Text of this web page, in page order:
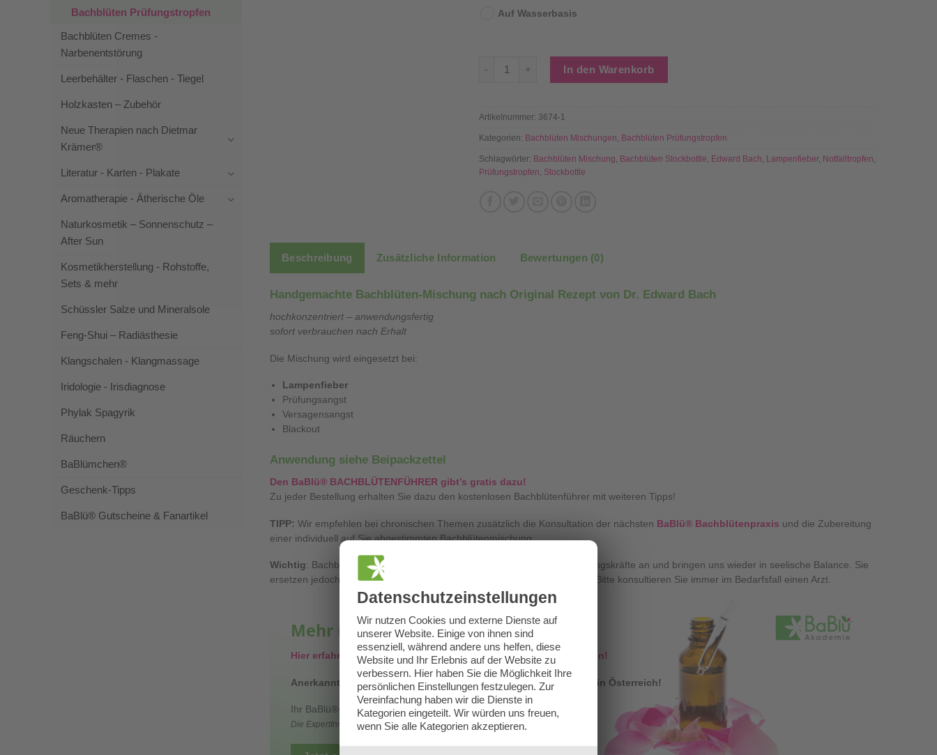
Datenschutz­einstellungen
Wir nutzen Cookies und externe Dienste auf
unserer Website. Einige von ihnen sind
essenziell, während andere uns helfen, diese
Website und Ihr Erlebnis auf der Website zu
verbessern. Hier haben Sie die Möglichkeit Ihre
persönlichen Einstellungen festzulegen. Zur
Vereinfachung haben wir die Dienste in
Kategorien eingeteilt. Wir würden uns freuen,
wenn Sie alle Kategorien akzeptieren.
Auf Wasserbasis
BaBlü® Lampenfieber adé - Bachblütenmischung (30 ml) Menge
In den Warenkorb
Artikelnummer: 3674-1
Kategorien: Bachblüten Mischungen, Bachblüten Prüfungstropfen
Schlagwörter: Bachblüten Mischung, Bachblüten Stockbottle, Edward Bach, Lampenfieber, Notfalltropfen,
Prüfungstropfen, Stockbottle
Beschreibung Zusätzliche Information Bewertungen (0)
Handgemachte Bachblüten-Mischung nach Original Rezept von Dr. Edward Bach
hochkonzentriert – anwendungsfertig
sofort verbrauchen nach Erhalt
Die Mischung wird eingesetzt bei:
Lampenfieber
Prüfungsangst
Versagensangst
Blackout
Anwendung siehe Beipackzettel
Den BaBlü® BACHBLÜTENFÜHRER gibt’s gratis dazu!
Zu jeder Bestellung erhalten Sie dazu den kostenlosen Bachblütenführer mit weiteren Tipps!
TIPP: Wir empfehlen bei chronischen Themen zusätzlich die Konsultation der nächsten BaBlü® Bachblütenpraxis und die Zubereitung
einer individuell auf Sie abgestimmten Bachblütenmischung.
Wichtig: Bachblüten wirken auf das Energiesystem, regen die Selbstheilungskräfte an und bringen uns wieder in seelische Balance. Sie
ersetzen jedoch KEINE ärztliche oder psychotherapeutische Behandlung. Bitte konsultieren Sie immer im Bedarfsfall einen Arzt.
Mehr über Bachblüten lernen?
Hier erfahren Sie alles über unseren Ausbildungen für Bachblüten!
Anerkannte Kurse und Fernstudien für Bachblüten ONLINE und in Österreich!
Ihr BaBlü®-Team
Die ExpertInnen für ganzheitliche Gesundheit & Bildung mit 💖 seit 2010.
Bachblüten Prüfungstropfen
Bachblüten Cremes -
Narbenentstörung
Leerbehälter - Flaschen - Tiegel
Holzkasten – Zubehör
Neue Therapien nach Dietmar
Krämer®
Literatur - Karten - Plakate
Aromatherapie - Ätherische Öle
Naturkosmetik – Sonnenschutz –
After Sun
Kosmetikherstellung - Rohstoffe,
Sets & mehr
Schüssler Salze und Mineralsole
Feng-Shui – Radiästhesie
Klangschalen - Klangmassage
Iridologie - Irisdiagnose
Phylak Spagyrik
Räuchern
BaBlümchen®
Geschenk-Tipps
BaBlü® Gutscheine & Fanartikel